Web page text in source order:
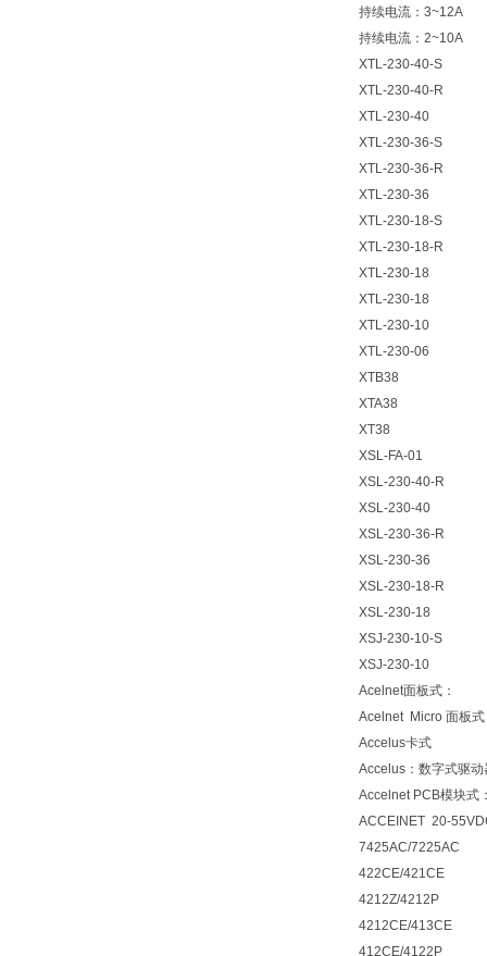
持续电流：3~12A
持续电流：2~10A
XTL-230-40-S
XTL-230-40-R
XTL-230-40
XTL-230-36-S
XTL-230-36-R
XTL-230-36
XTL-230-18-S
XTL-230-18-R
XTL-230-18
XTL-230-18
XTL-230-10
XTL-230-06
XTB38
XTA38
XT38
XSL-FA-01
XSL-230-40-R
XSL-230-40
XSL-230-36-R
XSL-230-36
XSL-230-18-R
XSL-230-18
XSJ-230-10-S
XSJ-230-10
Acelnet面板式：
Acelnet Micro 面板式
Accelus卡式
Accelus：数字式驱
Accelnet PCB模块式
ACCEINET 20-
7425AC/7225AC
422CE/421CE
4212Z/4212P
4212CE/413CE
412CE/4122P